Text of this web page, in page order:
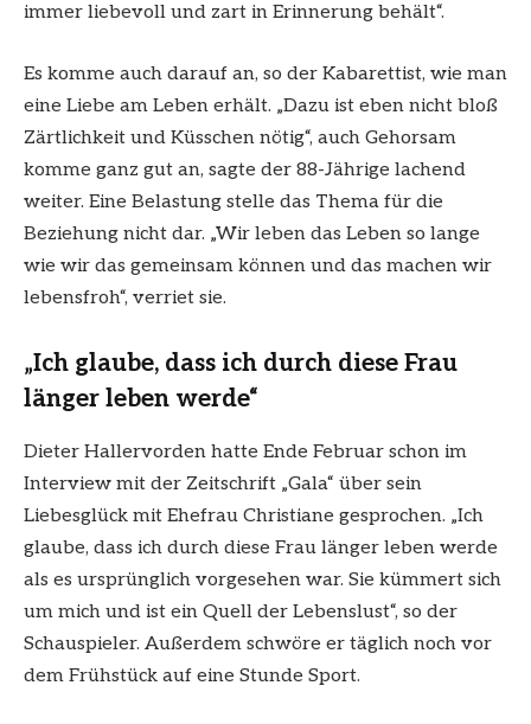
immer liebevoll und zart in Erinnerung behält“.
Es komme auch darauf an, so der Kabarettist, wie man
eine Liebe am Leben erhält. „Dazu ist eben nicht bloß
Zärtlichkeit und Küsschen nötig“, auch Gehorsam
komme ganz gut an, sagte der 88-Jährige lachend
weiter. Eine Belastung stelle das Thema für die
Beziehung nicht dar. „Wir leben das Leben so lange
wie wir das gemeinsam können und das machen wir
lebensfroh“, verriet sie.
„Ich glaube, dass ich durch diese Frau
länger leben werde“
Dieter Hallervorden hatte Ende Februar schon im
Interview mit der Zeitschrift „Gala“ über sein
Liebesglück mit Ehefrau Christiane gesprochen. „Ich
glaube, dass ich durch diese Frau länger leben werde
als es ursprünglich vorgesehen war. Sie kümmert sich
um mich und ist ein Quell der Lebenslust“, so der
Schauspieler. Außerdem schwöre er täglich noch vor
dem Frühstück auf eine Stunde Sport.